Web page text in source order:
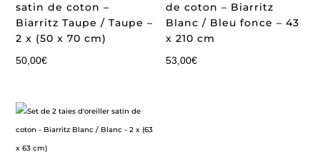
satin de coton –
Biarritz Taupe / Taupe –
2 x (50 x 70 cm)
50,00€
de coton – Biarritz
Blanc / Bleu fonce – 43
x 210 cm
53,00€